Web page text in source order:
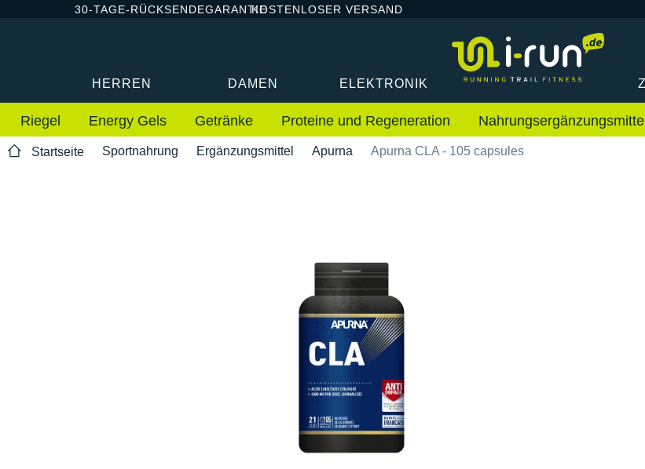
30-TAGE-RÜCKSENDEGARANTIEKOSTENLOSER VERSAND
HERREN DAMEN ELEKTRONIK
Riegel Energy Gels Getränke Proteine und Regeneration
Startseite Sportnahrung Ergänzungsmittel Apurna Apurna CLA - 105 capsules